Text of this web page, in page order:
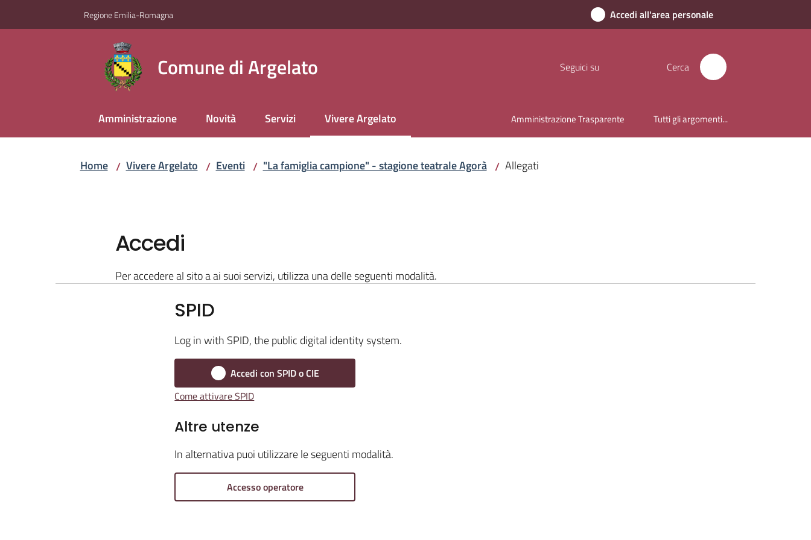
Regione Emilia-Romagna Accedi all'area personale
Comune di Argelato Seguici su Cerca
Amministrazione Novità Servizi Vivere Argelato
Menu selezionato Amministrazione Trasparente Tutti gli argomenti...
Home / Vivere Argelato / Eventi / "La famiglia campione" - stagione teatrale Agorà / Allegati
Accedi
Per accedere al sito a ai suoi servizi, utilizza una delle seguenti modalità.
SPID
Log in with SPID, the public digital identity system.
Accedi con SPID o CIE
Come attivare SPID
Altre utenze
In alternativa puoi utilizzare le seguenti modalità.
Accesso operatore